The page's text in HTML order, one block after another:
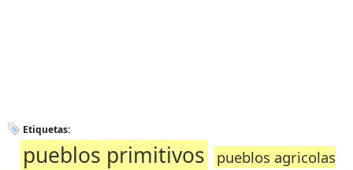
Etiquetas:
pueblos primitivos
pueblos agricolas